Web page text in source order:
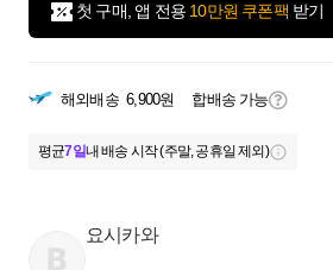
첫 구매, 앱 전용 10만원 쿠폰팩 받기
해외배송 6,900원 합배송 가능
평균7일내 배송 시작 (주말, 공휴일 제외)
요시카와